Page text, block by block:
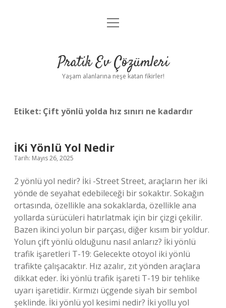
Anasayfa
Yasal Uyarı
menüyü
Pratik Ev Çözümleri
Yaşam alanlarına neşe katan fikirler!
Etiket: Çift yönlü yolda hız sınırı ne kadardır
İKi Yönlü Yol Nedir
Tarih: Mayıs 26, 2025
2 yönlü yol nedir? İki -Street Street, araçların her iki
yönde de seyahat edebileceği bir sokaktır. Sokağın
ortasında, özellikle ana sokaklarda, özellikle ana
yollarda sürücüleri hatırlatmak için bir çizgi çekilir.
Bazen ikinci yolun bir parçası, diğer kısım bir yoldur.
Yolun çift yönlü olduğunu nasıl anlarız? İki yönlü
trafik işaretleri T-19: Gelecekte otoyol iki yönlü
trafikte çalışacaktır. Hız azalır, zıt yönden araçlara
dikkat eder. İki yönlü trafik işareti T-19 bir tehlike
uyarı işaretidir. Kırmızı üçgende siyah bir sembol
şeklinde. İki yönlü yol kesimi nedir? İki yollu yol